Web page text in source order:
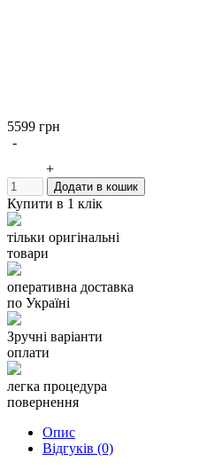
5599 грн
-
+
Додати в кошик
Купити в 1 клік
тільки оригінальні
товари
оперативна доставка
по Україні
Зручні варіанти
оплати
легка процедура
повернення
Опис
Відгуків (0)